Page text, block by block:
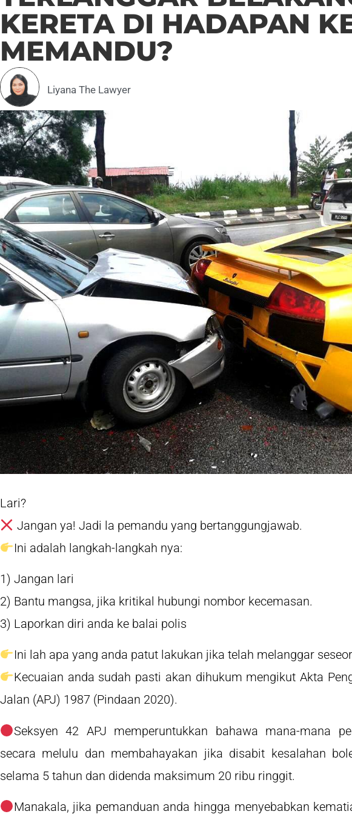
KERETA DI HADAPAN
MEMANDU?
Liyana The Lawyer
Lari?
Jangan ya! Jadi la pemandu yang bertanggungjawab.
Ini adalah langkah-langkah nya:
1) Jangan lari
2) Bantu mangsa, jika kritikal hubungi nombor kecemasan.
3) Laporkan diri anda ke balai polis
Ini lah apa yang anda patut lakukan jika telah melanggar
Kecuaian anda sudah pasti akan dihukum mengikut Akta
Jalan (APJ) 1987 (Pindaan 2020).
Seksyen 42 APJ memperuntukkan bahawa mana-mana
secara melulu dan membahayakan jika disabit kesalahan
selama 5 tahun dan didenda maksimum 20 ribu ringgit.
Manakala, jika pemanduan anda hingga menyebabkan